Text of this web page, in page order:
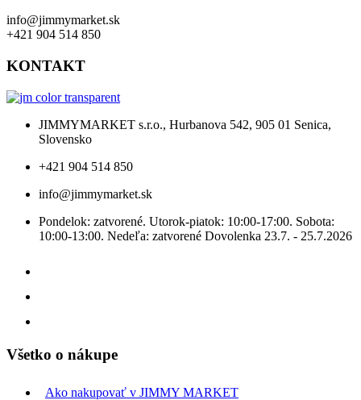
info@jimmymarket.sk
+421 904 514 850
KONTAKT
JIMMYMARKET s.r.o., Hurbanova 542, 905 01 Senica,
Slovensko
+421 904 514 850
info@jimmymarket.sk
Pondelok: zatvorené. Utorok-piatok: 10:00-17:00. Sobota:
10:00-13:00. Nedeľa: zatvorené Dovolenka 23.7. - 25.7.2026
Všetko o nákupe
Ako nakupovať v JIMMY MARKET